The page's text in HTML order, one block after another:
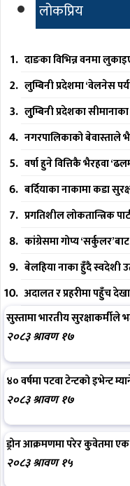
लोकप्रिय
दाङका विभिन्न वनमा
लुम्बिनी प्रदेशमा ‘वेलनेस
लुुम्बिनी प्रदेशका सीमानाका
नगरपालिकाको बेवास्ताले
वर्षा हुने वित्तिकै भैरहवा
बर्दियाका नाकामा कडा
प्रगतिशील लोकतान्त्रिक
कांग्रेसमा गोप्य
बेलहिया नाका हुँदै स्वदेशी
अदालत र प्रहरीमा पहुँच
सुस्तामा भारतीय सुरक्षाकर्मीले
२०८३ श्रावण १७
४० वर्षमा पटवा टेन्टको इभेन्ट
२०८३ श्रावण १७
ड्रोन आक्रमणमा परेर कुवेतमा
२०८३ श्रावण १५